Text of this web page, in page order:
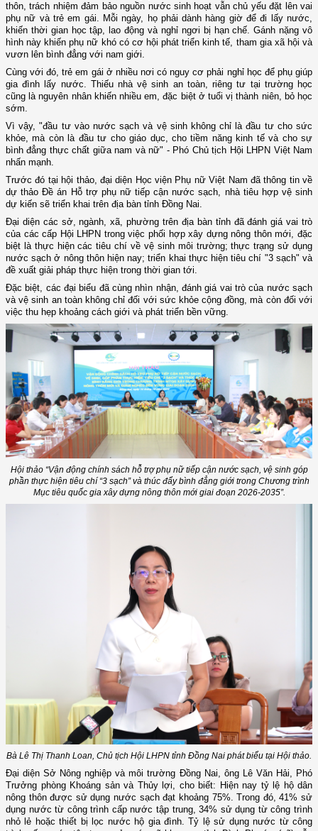
thôn, trách nhiệm đảm bảo nguồn nước sinh hoạt vẫn chủ yếu đặt lên vai
phụ nữ và trẻ em gái. Mỗi ngày, họ phải dành hàng giờ để đi lấy nước,
khiến thời gian học tập, lao động và nghỉ ngơi bị hạn chế. Gánh nặng vô
hình này khiến phụ nữ khó có cơ hội phát triển kinh tế, tham gia xã hội và
vươn lên bình đẳng với nam giới.
Cùng với đó, trẻ em gái ở nhiều nơi có nguy cơ phải nghỉ học để phụ giúp
gia đình lấy nước. Thiếu nhà vệ sinh an toàn, riêng tư tại trường học
cũng là nguyên nhân khiến nhiều em, đặc biệt ở tuổi vị thành niên, bỏ học
sớm.
Vì vậy, "đầu tư vào nước sạch và vệ sinh không chỉ là đầu tư cho sức
khỏe, mà còn là đầu tư cho giáo dục, cho tiềm năng kinh tế và cho sự
bình đẳng thực chất giữa nam và nữ" - Phó Chủ tịch Hội LHPN Việt Nam
nhấn mạnh.
Trước đó tại hội thảo, đại diện Học viện Phụ nữ Việt Nam đã thông tin về
dự thảo Đề án Hỗ trợ phụ nữ tiếp cận nước sạch, nhà tiêu hợp vệ sinh
dự kiến sẽ triển khai trên địa bàn tỉnh Đồng Nai.
Đại diện các sở, ngành, xã, phường trên địa bàn tỉnh đã đánh giá vai trò
của các cấp Hội LHPN trong việc phối hợp xây dựng nông thôn mới, đặc
biệt là thực hiện các tiêu chí về vệ sinh môi trường; thực trạng sử dụng
nước sạch ở nông thôn hiện nay; triển khai thực hiện tiêu chí "3 sạch" và
đề xuất giải pháp thực hiện trong thời gian tới.
Đặc biệt, các đại biểu đã cùng nhìn nhận, đánh giá vai trò của nước sạch
và vệ sinh an toàn không chỉ đối với sức khỏe cộng đồng, mà còn đối với
việc thu hẹp khoảng cách giới và phát triển bền vững.
Hội thảo “Vận động chính sách hỗ trợ phụ nữ tiếp cận nước sạch, vệ sinh góp
phần thực hiện tiêu chí “3 sạch” và thúc đẩy bình đẳng giới trong Chương trình
Mục tiêu quốc gia xây dựng nông thôn mới giai đoạn 2026-2035”.
Bà Lê Thị Thanh Loan, Chủ tịch Hội LHPN tỉnh Đồng Nai phát biểu tại Hội thảo.
Đại diện Sở Nông nghiệp và môi trường Đồng Nai, ông Lê Văn Hải, Phó
Trưởng phòng Khoáng sản và Thủy lợi, cho biết: Hiện nay tỷ lệ hộ dân
nông thôn được sử dụng nước sạch đạt khoảng 75%. Trong đó, 41% sử
dụng nước từ công trình cấp nước tập trung, 34% sử dụng từ công trình
nhỏ lẻ hoặc thiết bị lọc nước hộ gia đình. Tỷ lệ sử dụng nước từ công